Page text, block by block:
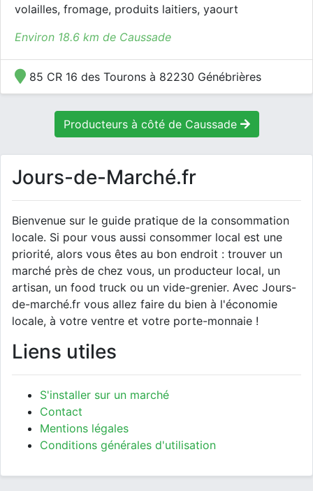
volailles, fromage, produits laitiers, yaourt
Environ 18.6 km de Caussade
85 CR 16 des Tourons à 82230 Génébrières
Producteurs à côté de Caussade
Jours-de-Marché.fr
Bienvenue sur le guide pratique de la consommation
locale. Si pour vous aussi consommer local est une
priorité, alors vous êtes au bon endroit : trouver un
marché près de chez vous, un producteur local, un
artisan, un food truck ou un vide-grenier. Avec Jours-
de-marché.fr vous allez faire du bien à l'économie
locale, à votre ventre et votre porte-monnaie !
Liens utiles
S'installer sur un marché
Contact
Mentions légales
Conditions générales d'utilisation